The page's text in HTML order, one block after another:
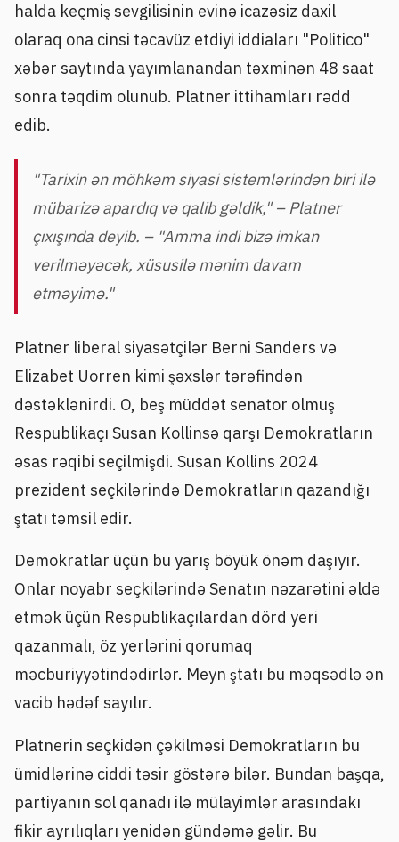
halda keçmiş sevgilisinin evinə icazəsiz daxil
olaraq ona cinsi təcavüz etdiyi iddiaları "Politico"
xəbər saytında yayımlanandan təxminən 48 saat
sonra təqdim olunub. Platner ittihamları rədd
edib.
"Tarixin ən möhkəm siyasi sistemlərindən biri ilə
mübarizə apardıq və qalib gəldik," – Platner
çıxışında deyib. – "Amma indi bizə imkan
verilməyəcək, xüsusilə mənim davam
etməyimə."
Platner liberal siyasətçilər Berni Sanders və
Elizabet Uorren kimi şəxslər tərəfindən
dəstəklənirdi. O, beş müddət senator olmuş
Respublikaçı Susan Kollinsə qarşı Demokratların
əsas rəqibi seçilmişdi. Susan Kollins 2024
prezident seçkilərində Demokratların qazandığı
ştatı təmsil edir.
Demokratlar üçün bu yarış böyük önəm daşıyır.
Onlar noyabr seçkilərində Senatın nəzarətini əldə
etmək üçün Respublikaçılardan dörd yeri
qazanmalı, öz yerlərini qorumaq
məcburiyyətindədirlər. Meyn ştatı bu məqsədlə ən
vacib hədəf sayılır.
Platnerin seçkidən çəkilməsi Demokratların bu
ümidlərinə ciddi təsir göstərə bilər. Bundan başqa,
partiyanın sol qanadı ilə mülayimlər arasındakı
fikir ayrılıqları yenidən gündəmə gəlir. Bu